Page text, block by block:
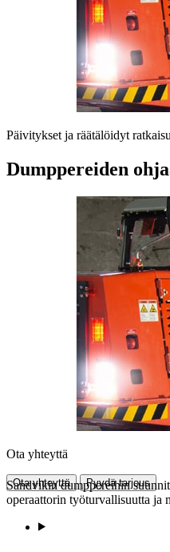
Päivitykset ja räätälöidyt
Dumppereiden
Ota yhteyttä
Ota yhteyttä Pyydä tarjous
Sandvikin dumppereihin
operaattorin työturvallisuutta ja